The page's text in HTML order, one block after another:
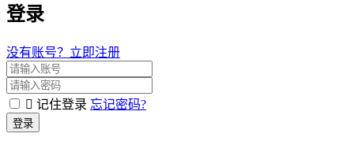
登录
没有账号？立即注册
记住登录 忘记密码?
登录